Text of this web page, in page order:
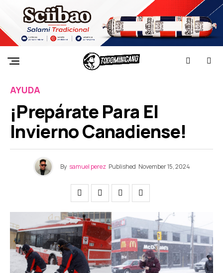
AYUDA
¡Prepárate Para El
Invierno Canadiense!
By samuel perez Published November 15, 2024